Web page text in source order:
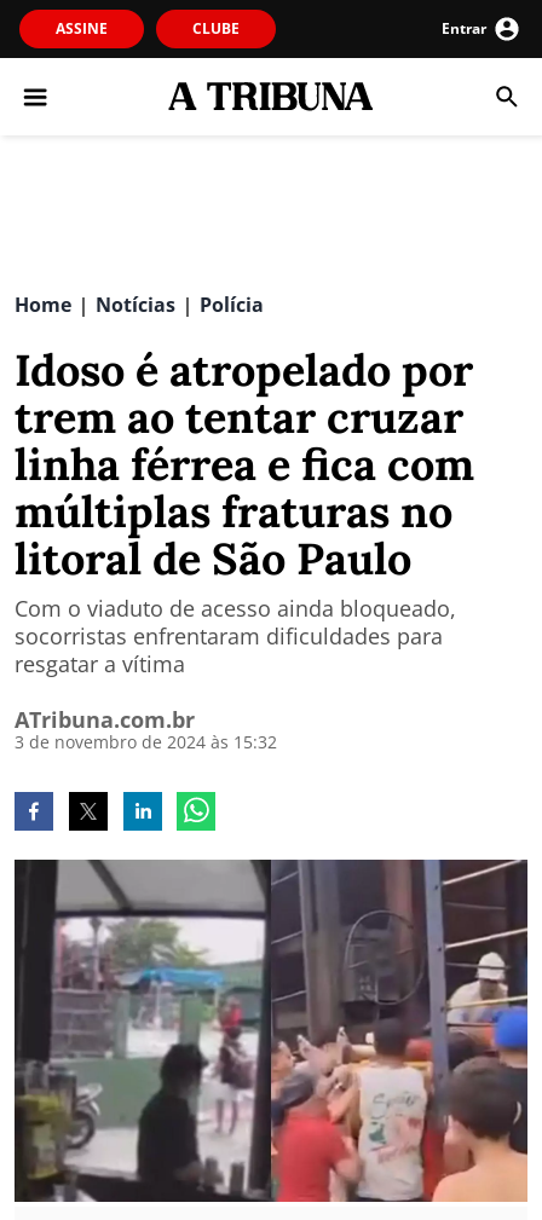
ASSINE CLUBE Entrar
Home | Notícias | Polícia
Idoso é atropelado por
trem ao tentar cruzar
linha férrea e fica com
múltiplas fraturas no
litoral de São Paulo
Com o viaduto de acesso ainda bloqueado,
socorristas enfrentaram dificuldades para
resgatar a vítima
ATribuna.com.br
3 de novembro de 2024 às 15:32